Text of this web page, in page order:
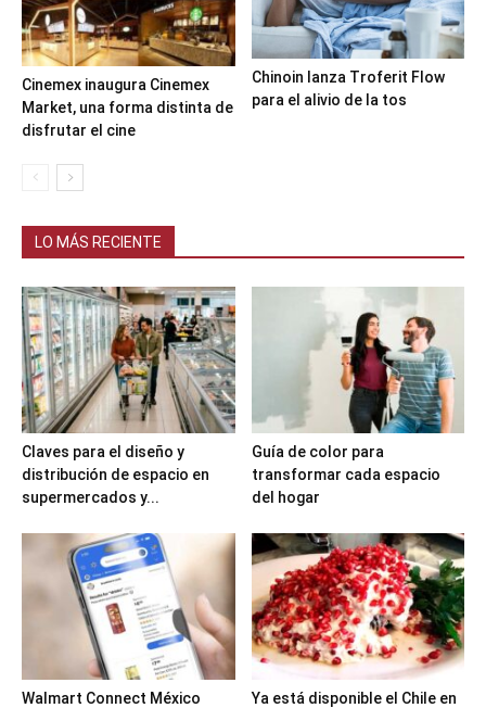
Cinemex inaugura Cinemex
Market, una forma distinta de
disfrutar el cine
Chinoin lanza Troferit Flow
para el alivio de la tos
LO MÁS RECIENTE
Claves para el diseño y
distribución de espacio en
supermercados y...
Guía de color para
transformar cada espacio
del hogar
Walmart Connect México
Ya está disponible el Chile en